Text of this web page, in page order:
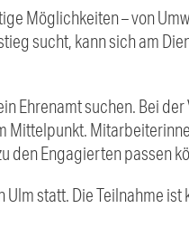
Möglichkeiten – von
sucht, kann sich am
Ehrenamt suchen. Bei
Mittelpunkt.
den Engagierten passen
statt. Die Teilnahme